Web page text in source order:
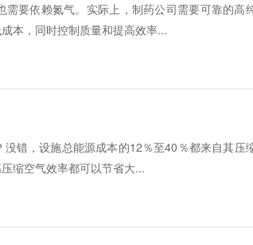
要依赖氮气。实际上，制药公司需要可靠的高
本，同时控制质量和提高效率...
错，设施总能源成本的12％至40％都来自其压
缩空气效率都可以节省大...